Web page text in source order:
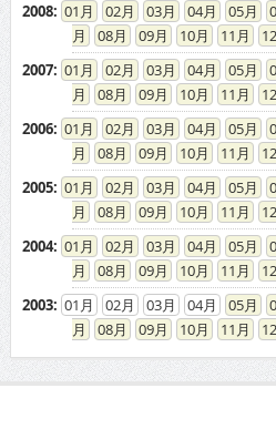
2008: 01 02 03 04 05
08
09 10 11
12
2007: 01 02 03 04 05
08
09 10 11
12
2006: 01 02 03 04 05
08
09 10 11
12
2005: 01 02 03 04 05
08
09 10 11
12
2004: 01 02 03 04 05
08
09 10 11
12
2003: 01 02 03 04 05
08
09 10 11 12